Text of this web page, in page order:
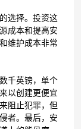
选择。投资这
成本和提高安
维护成本非常
千英镑，单个
以创建更便宜
阻止犯罪，但
者。最后，安